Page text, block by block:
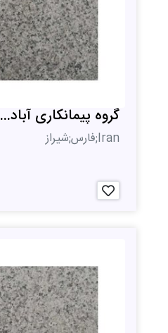
گروه پیمانکاری آباد...
Iran;فارس;شیراز